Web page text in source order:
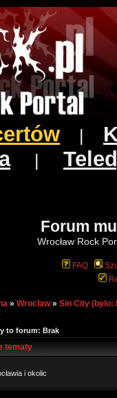
|
Forum
Wrocław Rock
FAQ
» Wroclaw» Sin City (bylo:
to forum: Brak
tematy
i okolic